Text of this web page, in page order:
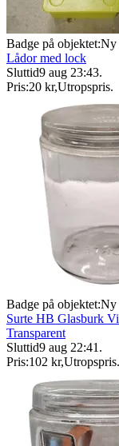
Badge på objektet:Ny
Lådor med lock
Sluttid9 aug 23:43.
Pris:20 kr,Utropspris.
Badge på objektet:Ny
Surte HB Glasburk
Transparent
Sluttid9 aug 22:41 .
Pris:102 kr,Utropspris.